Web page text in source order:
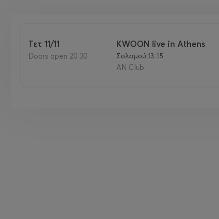
Τετ 11/11
Doors open 20:30
KWOON live in Athens
Σολομού 13-15
AN Club